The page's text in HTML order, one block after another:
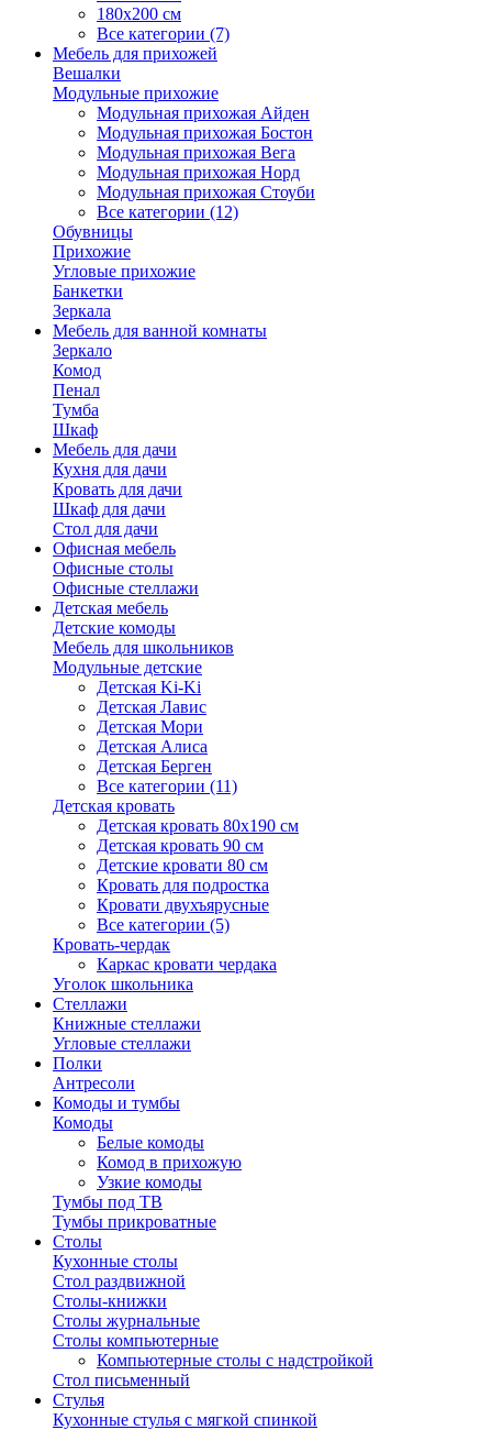
180х200 см
Все категории (7)
Мебель для прихожей
Вешалки
Модульные прихожие
Модульная прихожая Айден
Модульная прихожая Бостон
Модульная прихожая Вега
Модульная прихожая Норд
Модульная прихожая Стоуби
Все категории (12)
Обувницы
Прихожие
Угловые прихожие
Банкетки
Зеркала
Мебель для ванной комнаты
Зеркало
Комод
Пенал
Тумба
Шкаф
Мебель для дачи
Кухня для дачи
Кровать для дачи
Шкаф для дачи
Стол для дачи
Офисная мебель
Офисные столы
Офисные стеллажи
Детская мебель
Детские комоды
Мебель для школьников
Модульные детские
Детская Ki-Ki
Детская Лавис
Детская Мори
Детская Алиса
Детская Берген
Все категории (11)
Детская кровать
Детская кровать 80х190 см
Детская кровать 90 см
Детские кровати 80 см
Кровать для подростка
Кровати двухъярусные
Все категории (5)
Кровать-чердак
Каркас кровати чердака
Уголок школьника
Стеллажи
Книжные стеллажи
Угловые стеллажи
Полки
Антресоли
Комоды и тумбы
Комоды
Белые комоды
Комод в прихожую
Узкие комоды
Тумбы под ТВ
Тумбы прикроватные
Столы
Кухонные столы
Стол раздвижной
Столы-книжки
Столы журнальные
Столы компьютерные
Компьютерные столы с надстройкой
Стол письменный
Стулья
Кухонные стулья с мягкой спинкой